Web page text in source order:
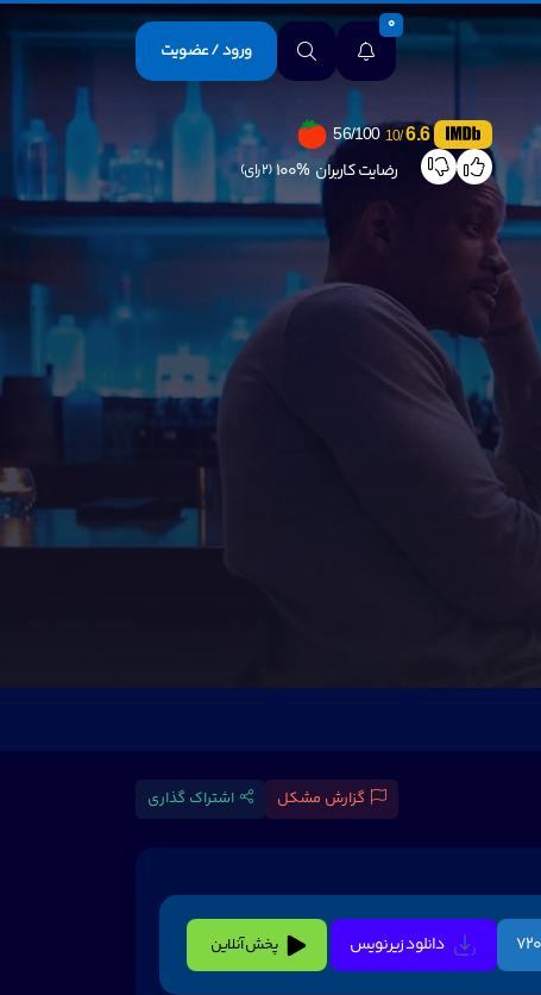
0
ورود / عضویت
6.6
/10
56/100
رضایت کاربران 100%(2 رای)
گزارش مشکل اشتراک گذاری
دانلود زیرنویس پخش آنلاین